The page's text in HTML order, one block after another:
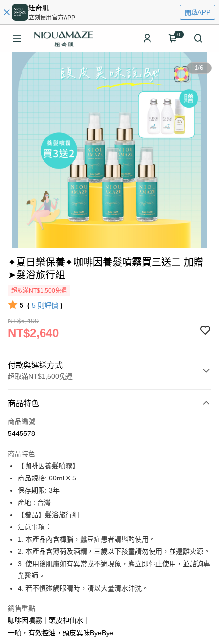
紐奇肌
立刻使用官方APP
開啟APP
0
1/6
✦夏日樂保養✦咖啡因養髮噴霧買三送二 加贈
➤髮浴旅行組
超取滿NT$1,500免運
5 ( 5 則評價 )
NT$6,400
NT$2,640
付款與運送方式
超取滿NT$1,500免運
信用卡一次付款
超商取貨付款
Apple Pay
街口支付
悠遊付
運送方式
全家取貨付款
每筆NT$65，滿NT$1,500(含以上)免運費
付款後全家取貨
每筆NT$65，滿NT$1,500(含以上)免運費
每筆NT$65，滿NT$1,500(含以上)免運費
付款後7-11取貨
商品特色
商品編號
5445578
商品特色
【咖啡因養髮噴霧】
商品規格: 60ml X 5
保存期限: 3年
產地 : 台灣
【贈品】髮浴旅行組
注意事項：
1. 本產品內含樟腦，蠶豆症患者請斟酌使用。
2. 本產品含薄荷及酒精，三歲以下孩童請勿使用，並遠離火源。
3. 使用後肌膚如有異常或不適現象，應立即停止使用，並諮詢專
業醫師。
4. 若不慎碰觸眼睛時，請以大量清水沖洗。
銷售重點
咖啡因噴霧｜頭皮神仙水｜
一噴，有效控油，頭皮異味ByeBye